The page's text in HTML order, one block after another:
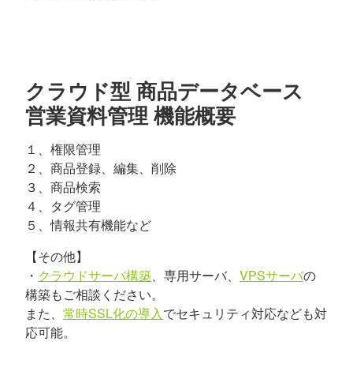
クラウド型 商品データベース
営業資料管理 機能概要
１、権限管理
２、商品登録、編集、削除
３、商品検索
４、タグ管理
５、情報共有機能など
【その他】
・ クラウドサーバ構築、専用サーバ、 VPSサーバの
構築もご相談ください。
また、 常時SSL化の導入でセキュリティ対応なども対
応可能。